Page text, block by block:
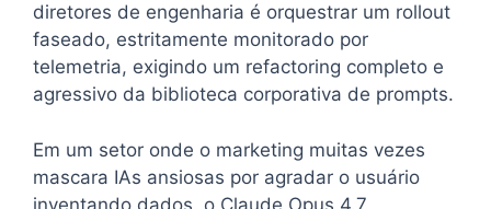
diretores de engenharia é orquestrar um rollout
faseado, estritamente monitorado por
telemetria, exigindo um refactoring completo e
agressivo da biblioteca corporativa de prompts.
Em um setor onde o marketing muitas vezes
mascara IAs ansiosas por agradar o usuário
inventando dados, o Claude Opus 4.7